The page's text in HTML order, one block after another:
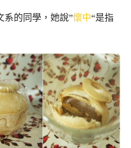
系的同學，她說”懷中“是指